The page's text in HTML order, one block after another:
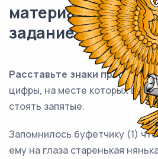
материал ЕГЭ /
задание (24) / 105
Расставьте знаки
цифры, на месте которых в
стоять запятые.
Запомнилось буфетчику (1)
ему на глаза старенькая